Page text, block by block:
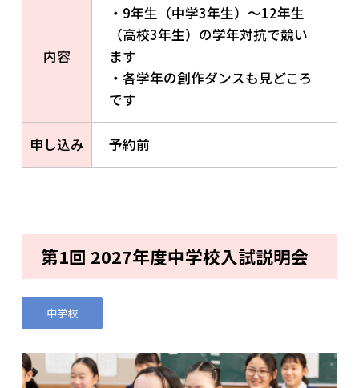
内容
・9年生（中学3年生）～12年生
（高校3年生）の学年対抗で競い
ます
・各学年の創作ダンスも見どころ
です
申し込み 予約前
第1回 2027年度中学校入試説明会
中学校